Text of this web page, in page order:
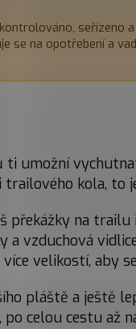
seřízeno
se na opotřebení a
ti umožní
kola, to
překážky na
vzduchová
velikostí, aby
pláště a ještě
celou cestu až